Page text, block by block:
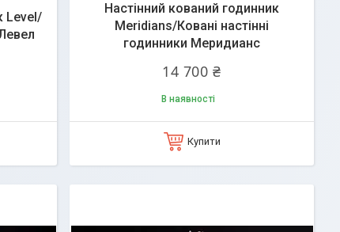
Level/
Настінний кований годинник
Meridians/Ковані настінні
годинники Меридианс
14 700 ₴
В наявності
Купити